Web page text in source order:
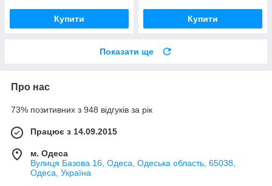
Купити Купити
Показати ще
Про нас
73% позитивних з 948 відгуків за рік
Працює з 14.09.2015
м. Одеса
Вулиця Базова 16, Одеса, Одеська область, 65038,
Одеса, Україна